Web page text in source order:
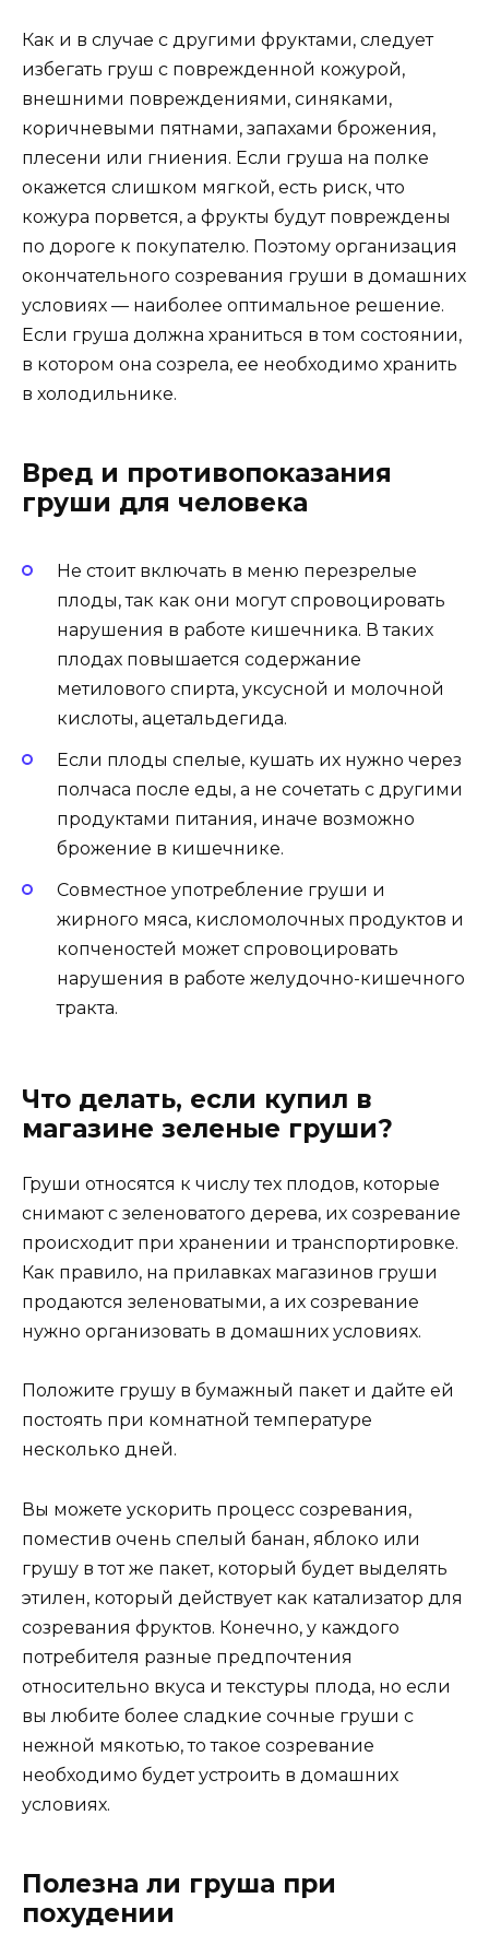
Как и в случае с другими фруктами, следует
избегать груш с поврежденной кожурой,
внешними повреждениями, синяками,
коричневыми пятнами, запахами брожения,
плесени или гниения. Если груша на полке
окажется слишком мягкой, есть риск, что
кожура порвется, а фрукты будут повреждены
по дороге к покупателю. Поэтому организация
окончательного созревания груши в домашних
условиях — наиболее оптимальное решение.
Если груша должна храниться в том состоянии,
в котором она созрела, ее необходимо хранить
в холодильнике.
Вред и противопоказания
груши для человека
Не стоит включать в меню перезрелые
плоды, так как они могут спровоцировать
нарушения в работе кишечника. В таких
плодах повышается содержание
метилового спирта, уксусной и молочной
кислоты, ацетальдегида.
Если плоды спелые, кушать их нужно через
полчаса после еды, а не сочетать с другими
продуктами питания, иначе возможно
брожение в кишечнике.
Совместное употребление груши и
жирного мяса, кисломолочных продуктов и
копченостей может спровоцировать
нарушения в работе желудочно-кишечного
тракта.
Что делать, если купил в
магазине зеленые груши?
Груши относятся к числу тех плодов, которые
снимают с зеленоватого дерева, их созревание
происходит при хранении и транспортировке.
Как правило, на прилавках магазинов груши
продаются зеленоватыми, а их созревание
нужно организовать в домашних условиях.
Положите грушу в бумажный пакет и дайте ей
постоять при комнатной температуре
несколько дней.
Вы можете ускорить процесс созревания,
поместив очень спелый банан, яблоко или
грушу в тот же пакет, который будет выделять
этилен, который действует как катализатор для
созревания фруктов. Конечно, у каждого
потребителя разные предпочтения
относительно вкуса и текстуры плода, но если
вы любите более сладкие сочные груши с
нежной мякотью, то такое созревание
необходимо будет устроить в домашних
условиях.
Полезна ли груша при
похудении